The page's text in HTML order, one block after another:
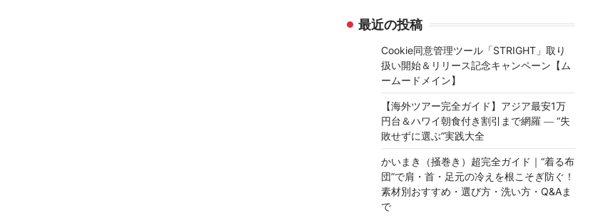
最近の投稿
Cookie同意管理ツール「STRIGHT」取り
扱い開始＆リリース記念キャンペーン【ム
ームードメイン】
【海外ツアー完全ガイド】アジア最安1万
円台＆ハワイ朝食付き割引まで網羅 ― “失
敗せずに選ぶ”実践大全
かいまき（掻巻き）超完全ガイド｜“着る布
団”で肩・首・足元の冷えを根こそぎ防ぐ！
素材別おすすめ・選び方・洗い方・Q&Aま
で